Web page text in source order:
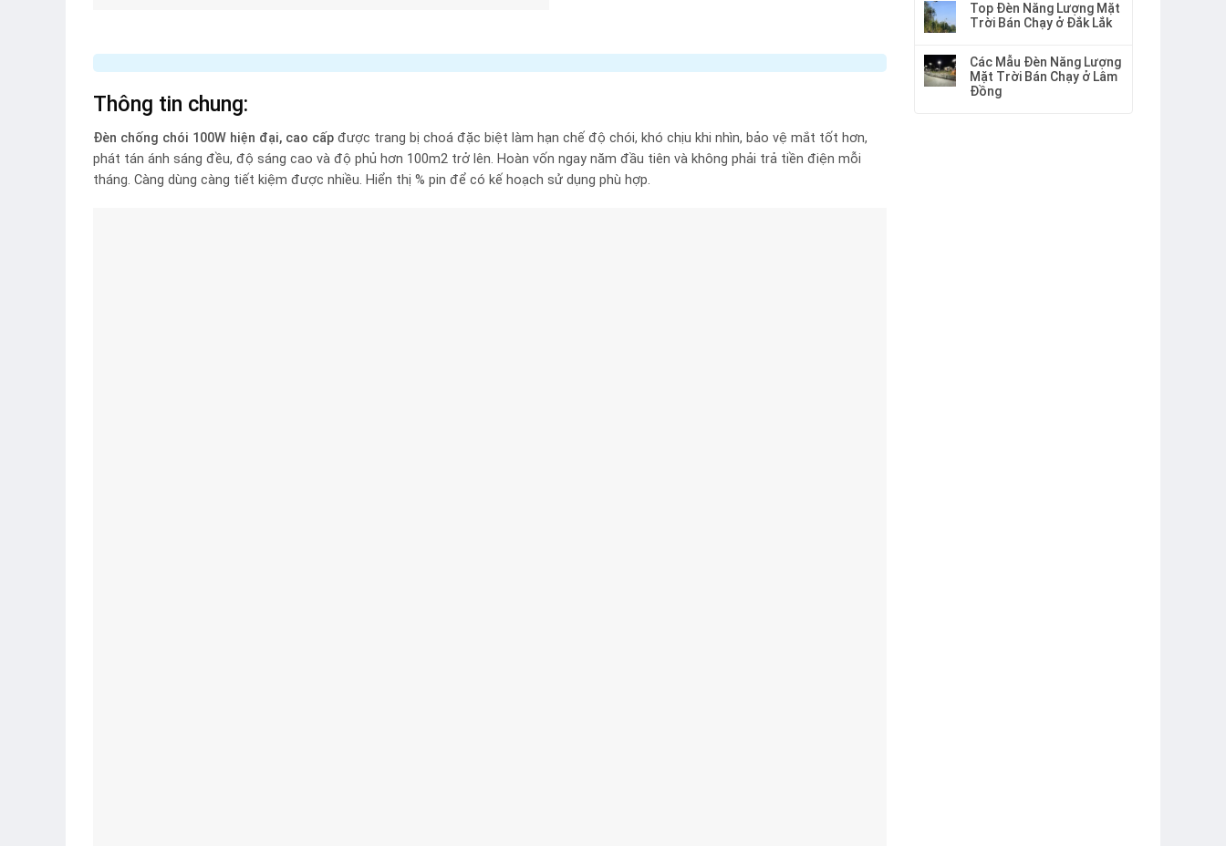
Top Đèn Năng Lượng Mặt
Trời Bán Chạy ở Đắk Lắk
Các Mẫu Đèn Năng Lượng
Mặt Trời Bán Chạy ở Lâm
Đồng
Thông tin chung:
Đèn chống chói 100W hiện đại, cao cấp được trang bị choá đặc biệt làm hạn chế độ chói, khó chịu khi nhìn, bảo vệ mắt tốt hơn,
phát tán ánh sáng đều, độ sáng cao và độ phủ hơn 100m2 trở lên. Hoàn vốn ngay năm đầu tiên và không phải trả tiền điện mỗi
tháng. Càng dùng càng tiết kiệm được nhiều. Hiển thị % pin để có kế hoạch sử dụng phù hợp.